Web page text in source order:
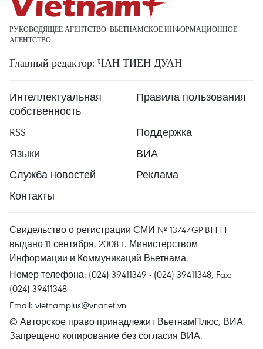
РУКОВОДЯЩЕЕ АГЕНТСТВО: ВЬЕТНАМСКОЕ ИНФОРМАЦИОННОЕ
АГЕНТСТВО
Главный редактор: ЧАН ТИЕН ДУАН
Интеллектуальная
собственность
Правила пользования
RSS
Поддержка
Языки
ВИА
Служба новостей
Реклама
Контакты
Свидельство о регистрации СМИ № 1374/GP-BTTTT
выдано 11 сентября, 2008 г. Министерством
Информации и Коммуникаций Вьетнама.
Номер телефона: (024) 39411349 - (024) 39411348, Fax:
(024) 39411348
Email: vietnamplus@vnanet.vn
© Авторское право принадлежит ВьетнамПлюс, ВИА.
Запрещено копирование без согласия ВИА.